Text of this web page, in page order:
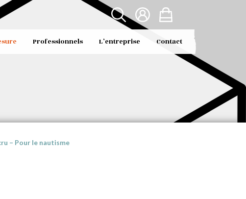
Professionnels L’entreprise Contact
– Pour le nautisme